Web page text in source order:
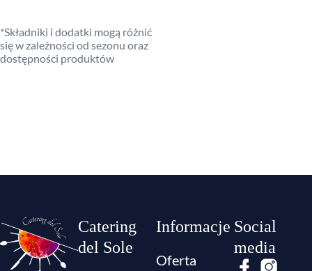
*Składniki i dodatki mogą różnić
się w zależności od sezonu oraz
dostępności produktów
Catering
del Sole
Informacje
Oferta
Social
media